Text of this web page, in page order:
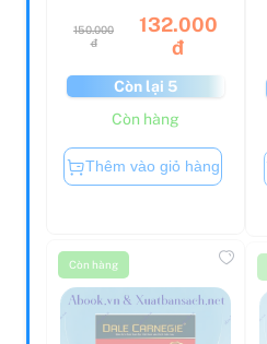
đ
132.000
đ
Còn lại 5
Còn hàng
Thêm vào giỏ hàng
Còn hàng